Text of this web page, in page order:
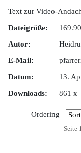
Text zur Video-
Dateigröße:
Autor:
E-Mail:
Datum:
13.
Downloads:
861 x
Ordering
Seite